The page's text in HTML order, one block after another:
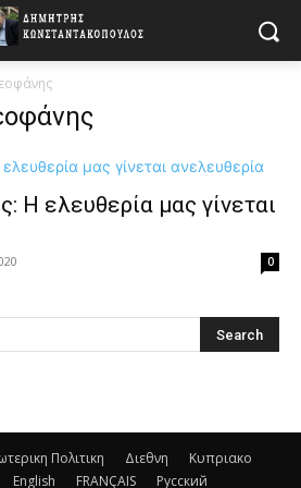
Η ελευθερία μας γίνεται
0
Πολιτικη Διεθνη
Κυπριακο
English FRANÇAIS Русский